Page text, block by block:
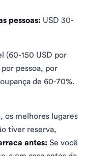
pessoas: USD 30-
(60-150 USD por
pessoa, por
de 60-70%.
os melhores lugares
tiver reserva,
antes: Se você